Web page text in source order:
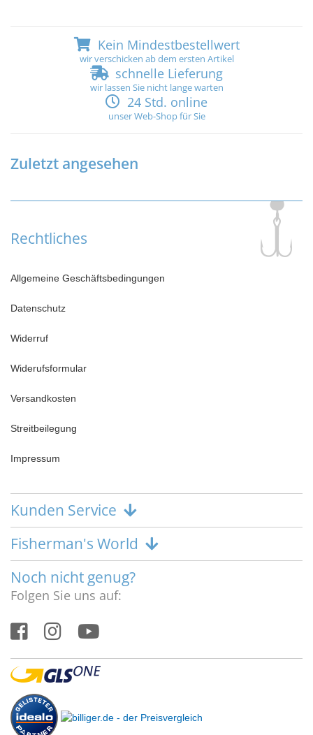
Kein Mindestbestellwert
wir verschicken ab dem ersten Artikel
schnelle Lieferung
wir lassen Sie nicht lange warten
24 Std. online
unser Web-Shop für Sie
Zuletzt angesehen
Rechtliches
Allgemeine Geschäftsbedingungen
Datenschutz
Widerruf
Widerufsformular
Versandkosten
Streitbeilegung
Impressum
Kunden Service
Fisherman's World
Noch nicht genug?
Folgen Sie uns auf: